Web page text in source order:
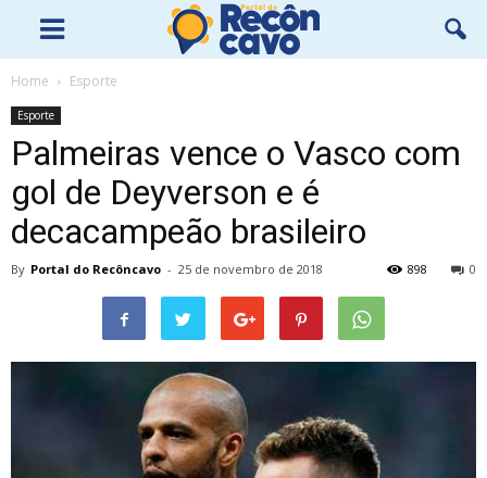
Home Esporte
Esporte
Palmeiras vence o Vasco com
gol de Deyverson e é
decacampeão brasileiro
By Portal do Recôncavo - 25 de novembro de 2018 0
898